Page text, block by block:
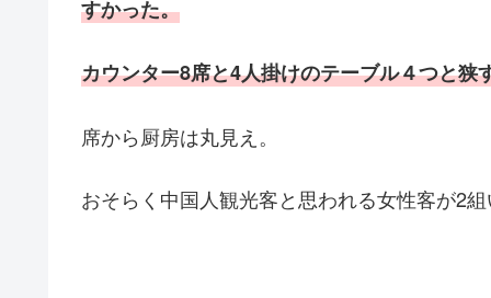
すかった。
カウンター8席と4人掛けのテーブル４つと狭
席から厨房は丸見え。
おそらく中国人観光客と思われる女性客が2